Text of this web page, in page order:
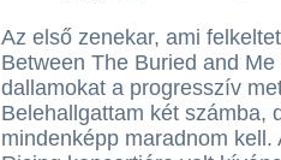
Az első zenekar, ami
Between The Buried and
dallamokat a progresszív
Belehallgattam két számba,
mindenképp maradnom